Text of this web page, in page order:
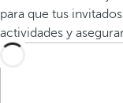
para que tus
actividades y